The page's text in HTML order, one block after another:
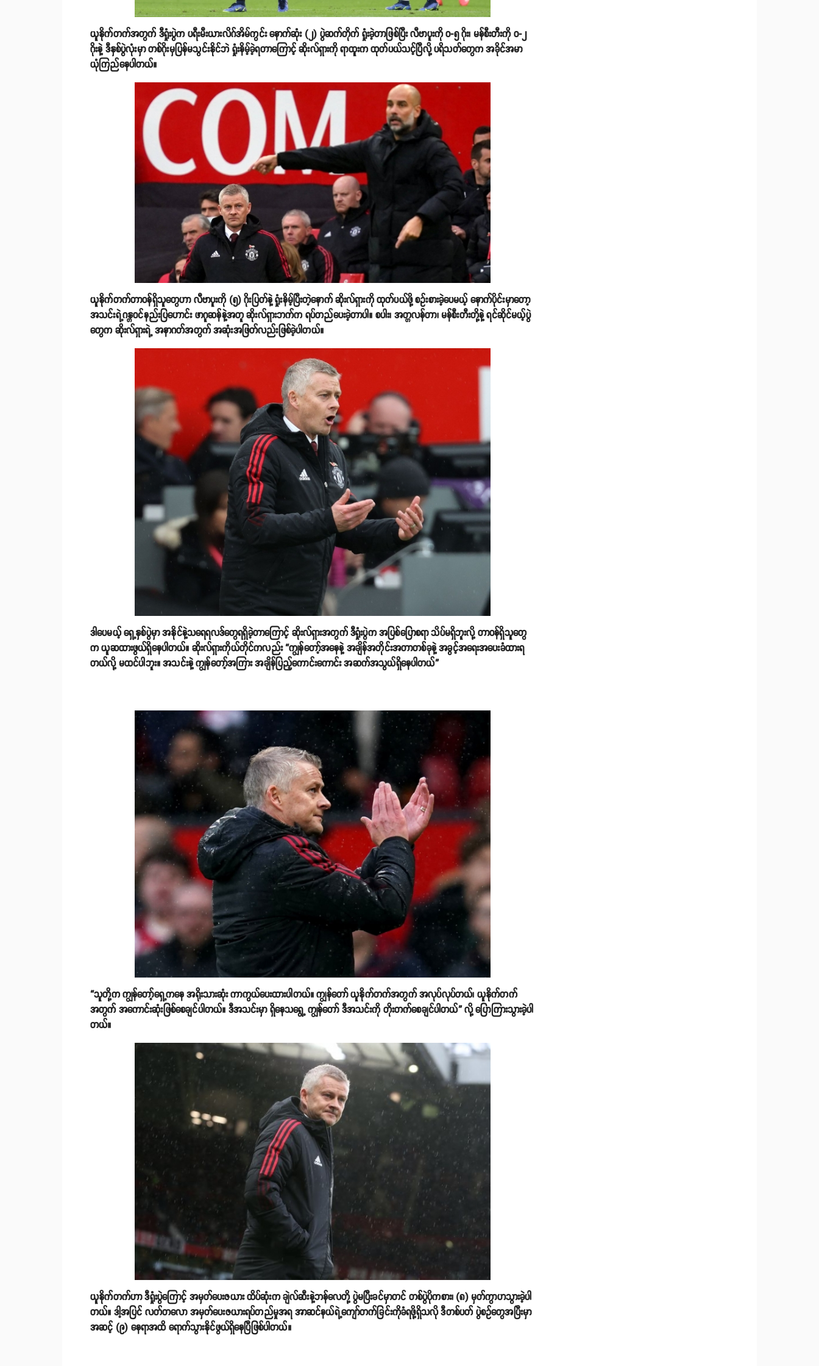
ယူနိုက်တက်အတွက် ဒီရှုံးပွဲက ပရီးမီးယားလိဂ်အိမ်ကွင်း နောက်ဆုံး (၂) ပွဲဆက်တိုက် ရှုံးခဲ့တာဖြစ်ပြီး လီဗာပူးကို ၀-၅ ဂိုး၊ မန်စီးတီးကို ၀-၂
ဂိုးနဲ့ ဒီနှစ်ပွဲလုံးမှာ တစ်ဂိုးမှပြန်မသွင်းနိုင်ဘဲ ရှုံးနိမ့်ခဲ့ရတာကြောင့် ဆိုးလ်ရှားကို ရာထူးက ထုတ်ပယ်သင့်ပြီလို့ ပရိသတ်တွေက အခိုင်အမာ
ယုံကြည်နေပါတယ်။
ယူနိုက်တက်တာဝန်ရှိသူတွေဟာ လီဗာပူးကို (၅) ဂိုးပြတ်နဲ့ ရှုံးနိမ့်ပြီးတဲ့နောက် ဆိုးလ်ရှားကို ထုတ်ပယ်ဖို့ စဥ်းစားခဲ့ပေမယ့် နောက်ပိုင်းမှာတော့
အသင်းရဲ့ဂန္တဝင်နည်းပြဟောင်း ဖာဂူဆန်နဲ့အတူ ဆိုးလ်ရှားဘက်က ရပ်တည်ပေးခဲ့တာပါ။ စပါး၊ အတ္တလန်တာ၊ မန်စီးတီးတို့နဲ့ ရင်ဆိုင်မယ့်ပွဲ
တွေက ဆိုးလ်ရှားရဲ့ အနာဂတ်အတွက် အဆုံးအဖြတ်လည်းဖြစ်ခဲ့ပါတယ်။
ဒါပေမယ့် ရှေ့နှစ်ပွဲမှာ အနိုင်နဲ့သရေရလဒ်တွေရရှိခဲ့တာကြောင့် ဆိုးလ်ရှားအတွက် ဒီရှုံးပွဲက အပြစ်ပြောစရာ သိပ်မရှိဘူးလို့ တာဝန်ရှိသူတွေ
က ယူဆထားဖွယ်ရှိနေပါတယ်။ ဆိုးလ်ရှားကိုယ်တိုင်ကလည်း “ကျွန်တော့်အနေနဲ့ အချိန်အတိုင်းအတာတစ်ခုနဲ့ အခွင့်အရေးအပေးခံထားရ
တယ်လို့ မထင်ပါဘူး။ အသင်းနဲ့ ကျွန်တော့်အကြား အချိန်ပြည့်ကောင်းကောင်း အဆက်အသွယ်ရှိနေပါတယ်”
“သူတို့က ကျွန်တော့်ရှေ့ကနေ အရိုးသားဆုံး ကာကွယ်ပေးထားပါတယ်။ ကျွန်တော် ယူနိုက်တက်အတွက် အလုပ်လုပ်တယ်၊ ယူနိုက်တက်
အတွက် အကောင်းဆုံးဖြစ်စေချင်ပါတယ်။ ဒီအသင်းမှာ ရှိနေသရွေ့ ကျွန်တော် ဒီအသင်းကို တိုးတက်စေချင်ပါတယ်” လို့ ပြောကြားသွားခဲ့ပါ
တယ်။
ယူနိုက်တက်ဟာ ဒီရှုံးပွဲကြောင့် အမှတ်ပေးဇယား ထိပ်ဆုံးက ချဲလ်ဆီးနဲ့ဘန်လေတို့ ပွဲမပြီးခင်မှာတင် တစ်ပွဲပိုကစား၊ (၈) မှတ်ကွာဟသွားခဲ့ပါ
တယ်။ ဒါ့အပြင် လတ်တလော အမှတ်ပေးဇယားရပ်တည်မှုအရ အာဆင်နယ်ရဲ့ကျော်တက်ခြင်းကိုခံရဖို့ရှိသလို ဒီတစ်ပတ် ပွဲစဥ်တွေအပြီးမှာ
အဆင့် (၉) နေရာအထိ ရောက်သွားနိုင်ဖွယ်ရှိနေပြီဖြစ်ပါတယ်။